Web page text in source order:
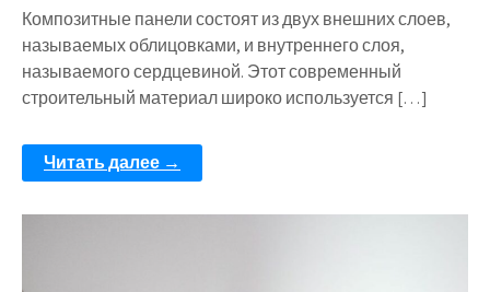
Композитные панели состоят из двух внешних слоев,
называемых облицовками, и внутреннего слоя,
называемого сердцевиной. Этот современный
строительный материал широко используется […]
Читать далее →